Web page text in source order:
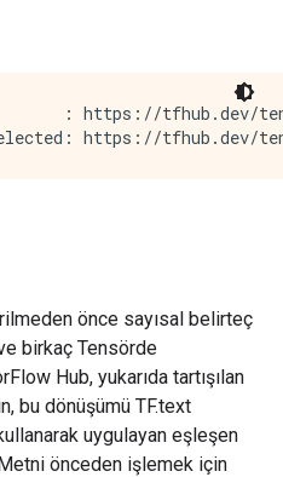
: https://tfhub.dev/
önce sayısal belirteç
birkaç Tensörde
Hub, yukarıda tartışılan
bu dönüşümü TF.text
uygulayan eşleşen
önceden işlemek için